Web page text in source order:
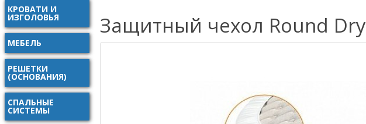
КРОВАТИ И
ИЗГОЛОВЬЯ
МЕБЕЛЬ
РЕШЕТКИ
(ОСНОВАНИЯ)
СПАЛЬНЫЕ
СИСТЕМЫ
Защитный чехол Round Dry